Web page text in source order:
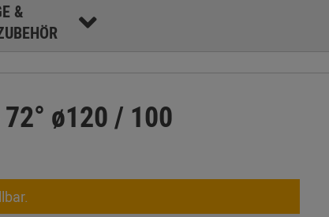
&
ø120 / 100